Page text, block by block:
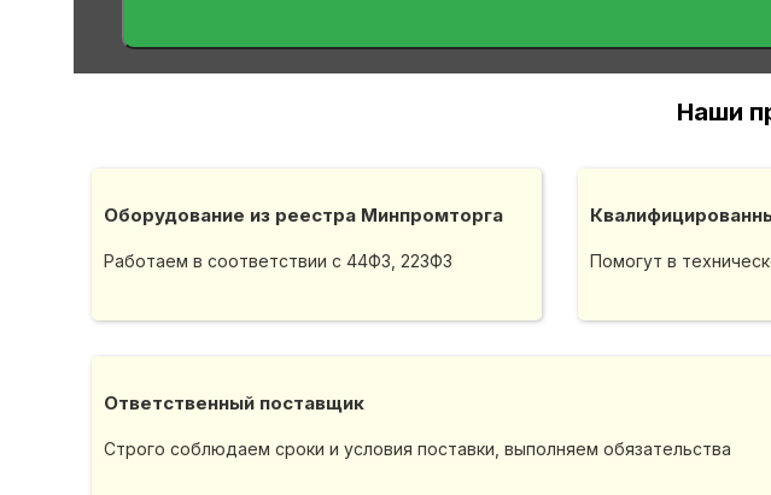
Наши
Оборудование из реестра Минпромторга
Работаем в соответствии с 44ФЗ, 223ФЗ Помогут в
Ответственный поставщик
Строго соблюдаем сроки и условия поставки, выполняем обязательства